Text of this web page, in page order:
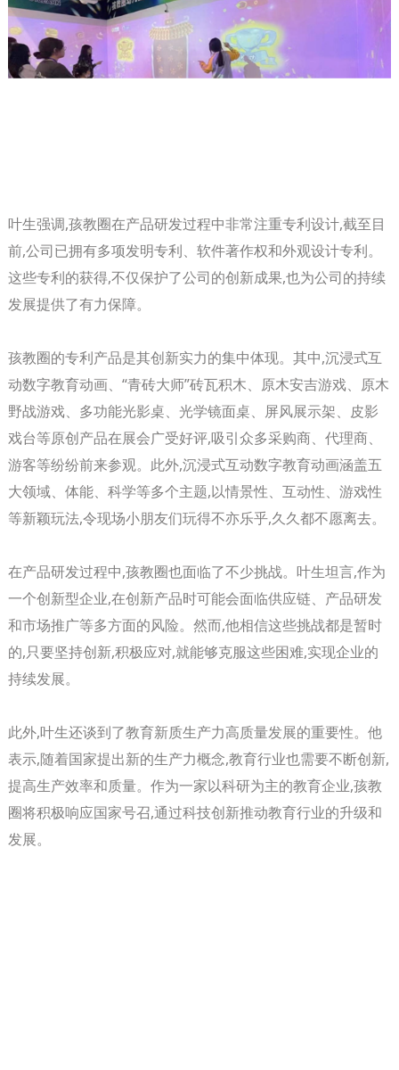
叶生强调,孩教圈在产品研发过程中非常注重专利设计,截至目
前,公司已拥有多项发明专利、软件著作权和外观设计专利。
这些专利的获得,不仅保护了公司的创新成果,也为公司的持续
发展提供了有力保障。
孩教圈的专利产品是其创新实力的集中体现。其中,沉浸式互
动数字教育动画、“青砖大师”砖瓦积木、原木安吉游戏、原木
野战游戏、多功能光影桌、光学镜面桌、屏风展示架、皮影
戏台等原创产品在展会广受好评,吸引众多采购商、代理商、
游客等纷纷前来参观。此外,沉浸式互动数字教育动画涵盖五
大领域、体能、科学等多个主题,以情景性、互动性、游戏性
等新颖玩法,令现场小朋友们玩得不亦乐乎,久久都不愿离去。
在产品研发过程中,孩教圈也面临了不少挑战。叶生坦言,作为
一个创新型企业,在创新产品时可能会面临供应链、产品研发
和市场推广等多方面的风险。然而,他相信这些挑战都是暂时
的,只要坚持创新,积极应对,就能够克服这些困难,实现企业的
持续发展。
此外,叶生还谈到了教育新质生产力高质量发展的重要性。他
表示,随着国家提出新的生产力概念,教育行业也需要不断创新,
提高生产效率和质量。作为一家以科研为主的教育企业,孩教
圈将积极响应国家号召,通过科技创新推动教育行业的升级和
发展。